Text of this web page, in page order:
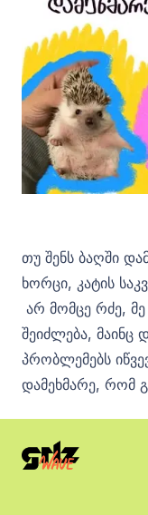
თუ შენს ბაღში
ხორცი, კატის
არ მომცე რძე,
შეიძლება, მაინც
პრობლემებს
დამეხმარე, რომ